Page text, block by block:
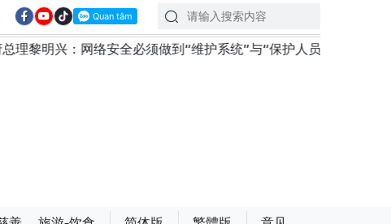
安全必须做到“维护系统”与“保护人员”紧密结合